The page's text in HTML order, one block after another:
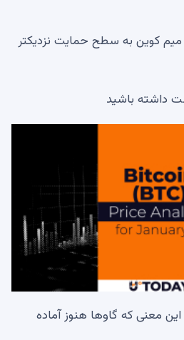
کوین به سطح حمایت نزدیکتر
باشید
معنی که گاوها هنوز آماده